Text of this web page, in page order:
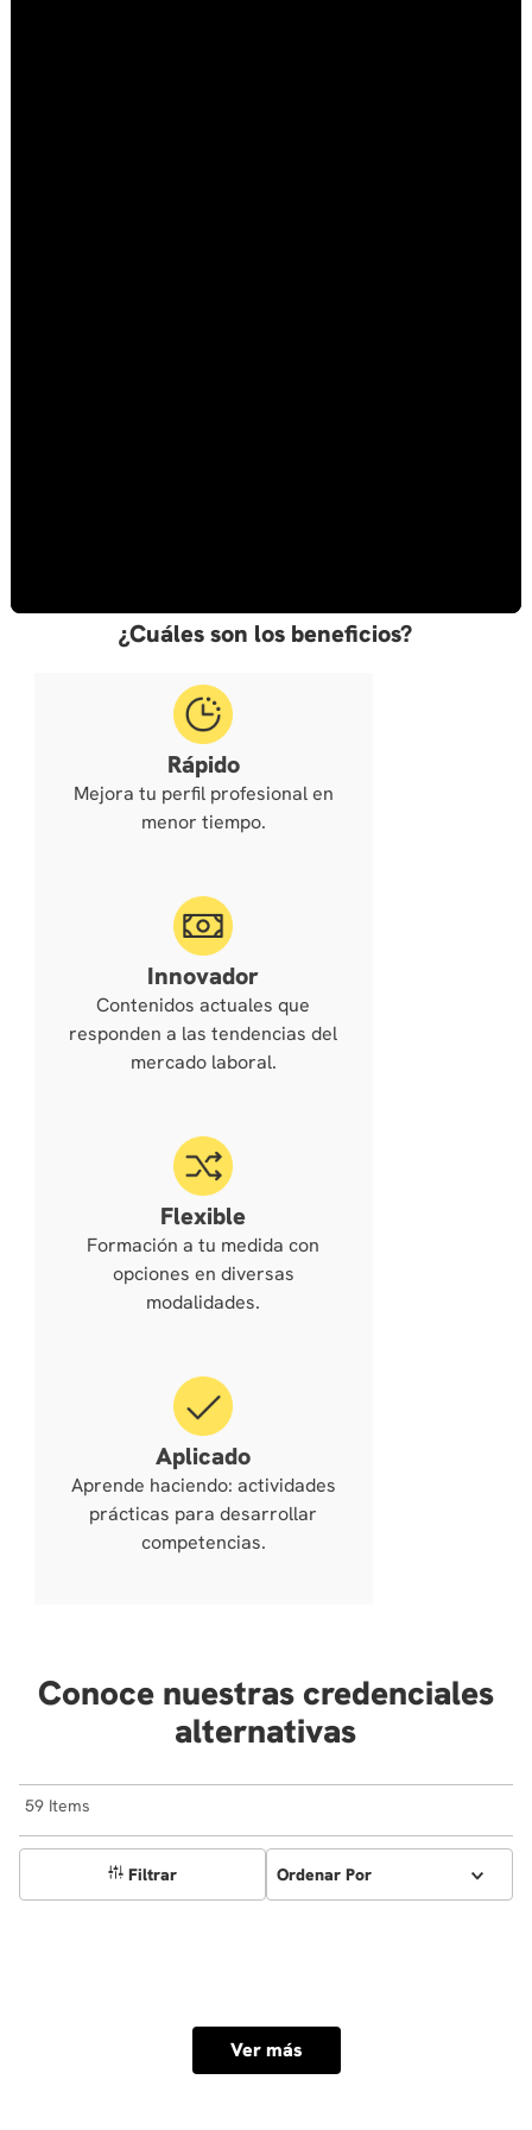
¿Cuáles son los beneficios?
Rápido
Mejora tu perfil profesional en
menor tiempo.
Innovador
Contenidos actuales que
responden a las tendencias del
mercado laboral.
Flexible
Formación a tu medida con
opciones en diversas
modalidades.
Aplicado
Aprende haciendo: actividades
prácticas para desarrollar
competencias.
Conoce nuestras credenciales
alternativas
59
Filtrar Ordenar Por
Ver más